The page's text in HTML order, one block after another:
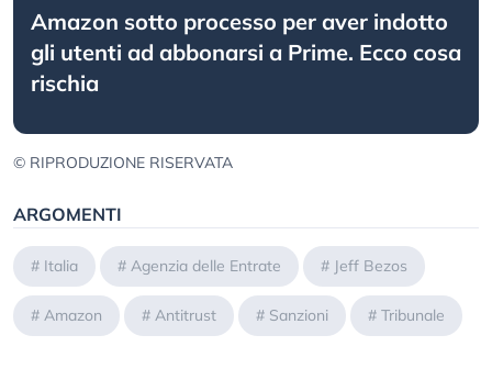
Amazon sotto processo per aver indotto
gli utenti ad abbonarsi a Prime. Ecco cosa
rischia
© RIPRODUZIONE RISERVATA
ARGOMENTI
# Italia # Agenzia delle Entrate # Jeff Bezos
# Amazon # Antitrust # Sanzioni # Tribunale